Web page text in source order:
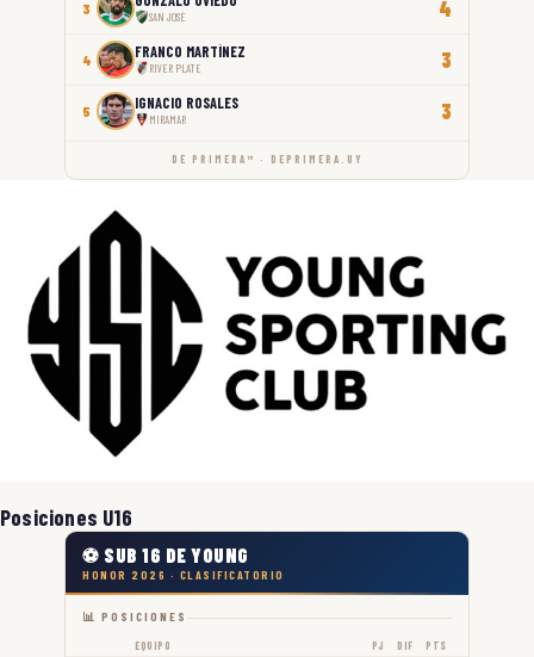
3 SAN JOSÉ 4
4 FRANCO MARTÍNEZ
RIVER PLATE 3
5 IGNACIO ROSALES
MIRAMAR 3
DE PRIMERA™ · DEPRIMERA.UY
Posiciones U16
⚽ SUB 16 DE YOUNG
HONOR 2026 · CLASIFICATORIO
📊 POSICIONES
EQUIPO PJ DIF PTS